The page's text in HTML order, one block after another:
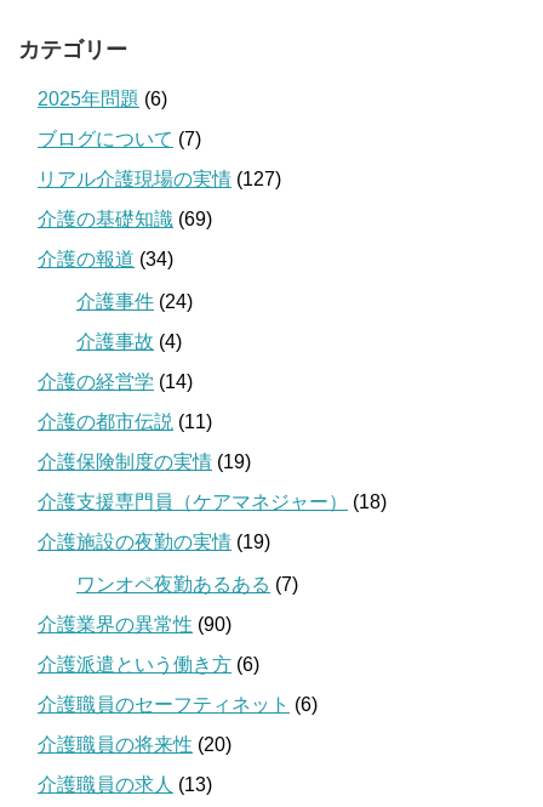
カテゴリー
2025年問題 (6)
ブログについて (7)
リアル介護現場の実情 (127)
介護の基礎知識 (69)
介護の報道 (34)
介護事件 (24)
介護事故 (4)
介護の経営学 (14)
介護の都市伝説 (11)
介護保険制度の実情 (19)
介護支援専門員（ケアマネジャー）
(18)
介護施設の夜勤の実情 (19)
ワンオペ夜勤あるある (7)
介護業界の異常性 (90)
介護派遣という働き方 (6)
介護職員のセーフティネット (6)
介護職員の将来性 (20)
介護職員の求人 (13)